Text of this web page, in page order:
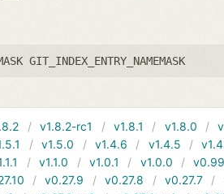
GIT_INDEX_ENTRY_NAMEMASK
v1.8.2-rc1 v1.8.1 v1.8.0
v1.5.0 v1.4.6 v1.4.5
v1.1.0 v1.0.1 v1.0.0
v0.27.9 v0.27.8 v0.27.7